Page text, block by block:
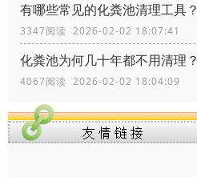
有哪些常见的化粪池清理工具？
3347阅读 2026-02-02 18:07:41
4067阅读 2026-02-02 18:04:09